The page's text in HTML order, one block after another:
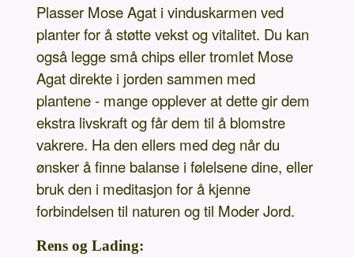
Plasser Mose Agat i vinduskarmen ved
planter for å støtte vekst og vitalitet. Du kan
også legge små chips eller tromlet Mose
Agat direkte i jorden sammen med
plantene - mange opplever at dette gir dem
ekstra livskraft og får dem til å blomstre
vakrere. Ha den ellers med deg når du
ønsker å finne balanse i følelsene dine, eller
bruk den i meditasjon for å kjenne
forbindelsen til naturen og til Moder Jord.
Rens og Lading: